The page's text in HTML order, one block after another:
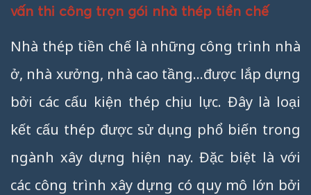
vấn thi công trọn gói nhà thép tiền chế
Nhà thép tiền chế là những công trình nhà
ở, nhà xưởng, nhà cao tầng…được lắp dựng
bởi các cấu kiện thép chịu lực. Đây là loại
kết cấu thép được sử dụng phổ biến trong
ngành xây dựng hiện nay. Đặc biệt là với
các công trình xây dựng có quy mô lớn bởi